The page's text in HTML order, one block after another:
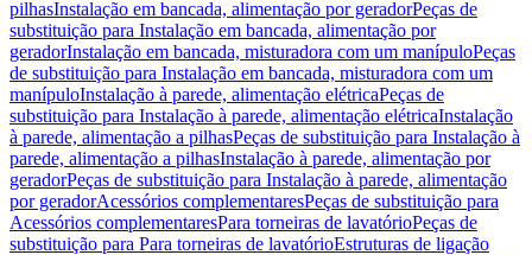
pilhasInstalação em bancada, alimentação por geradorPeças de
substituição para Instalação em bancada, alimentação por
geradorInstalação em bancada, misturadora com um manípuloPeças
de substituição para Instalação em bancada, misturadora com um
manípuloInstalação à parede, alimentação elétricaPeças de
substituição para Instalação à parede, alimentação elétricaInstalação
à parede, alimentação a pilhasPeças de substituição para Instalação à
parede, alimentação a pilhasInstalação à parede, alimentação por
geradorPeças de substituição para Instalação à parede, alimentação
por geradorAcessórios complementaresPeças de substituição para
Acessórios complementaresPara torneiras de lavatórioPeças de
substituição para Para torneiras de lavatórioEstruturas de ligação